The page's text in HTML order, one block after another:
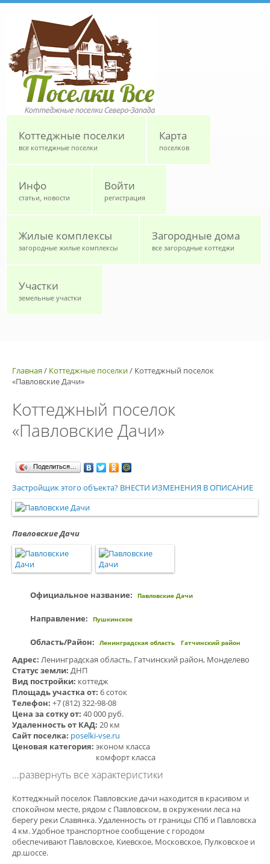
Коттеджные поселки
все коттеджные поселки
Карта
поселков
Инфо
статьи, новости
Войти
регистрация
Жилые комплексы
загородные жилые комплексы
Загородные дома
все загородные коттеджи
Участки
земельные участки
Главная / Коттеджные поселки/ Коттеджный поселок
«Павловские Дачи»
Коттеджный поселок
«Павловские Дачи»
Поделиться…
Застройщик этого объекта? ВНЕСТИ ИЗМЕНЕНИЯ В ОПИСАНИЕ
Павловские Дачи
Официальное название: Павловские Дачи
Направление: Пушкинское
Область/Район: Ленинградская область Гатчинский район
Адрес: Ленинградская область, Гатчинский район, Монделево
Статус земли: ДНП
Вид постройки: коттедж
Площадь участка от: 6 соток
Телефон: +7 (812) 322-98-08
Цена за сотку от: 40 000 руб.
Удаленность от КАД: 20 км
Сайт поселка: poselki-vse.ru
Ценовая категория: эконом класса
комфорт класса
...развернуть все характеристики
Коттеджный поселок Павловские дачи находится в красивом и
спокойном месте, рядом с Павловском, в окружении леса на
берегу реки Славянка. Удаленность от границы СПб и Павловска
4 км. Удобное транспортное сообщение с городом
обеспечивают Павловское, Киевское, Московское, Пулковское и
др.шоссе.